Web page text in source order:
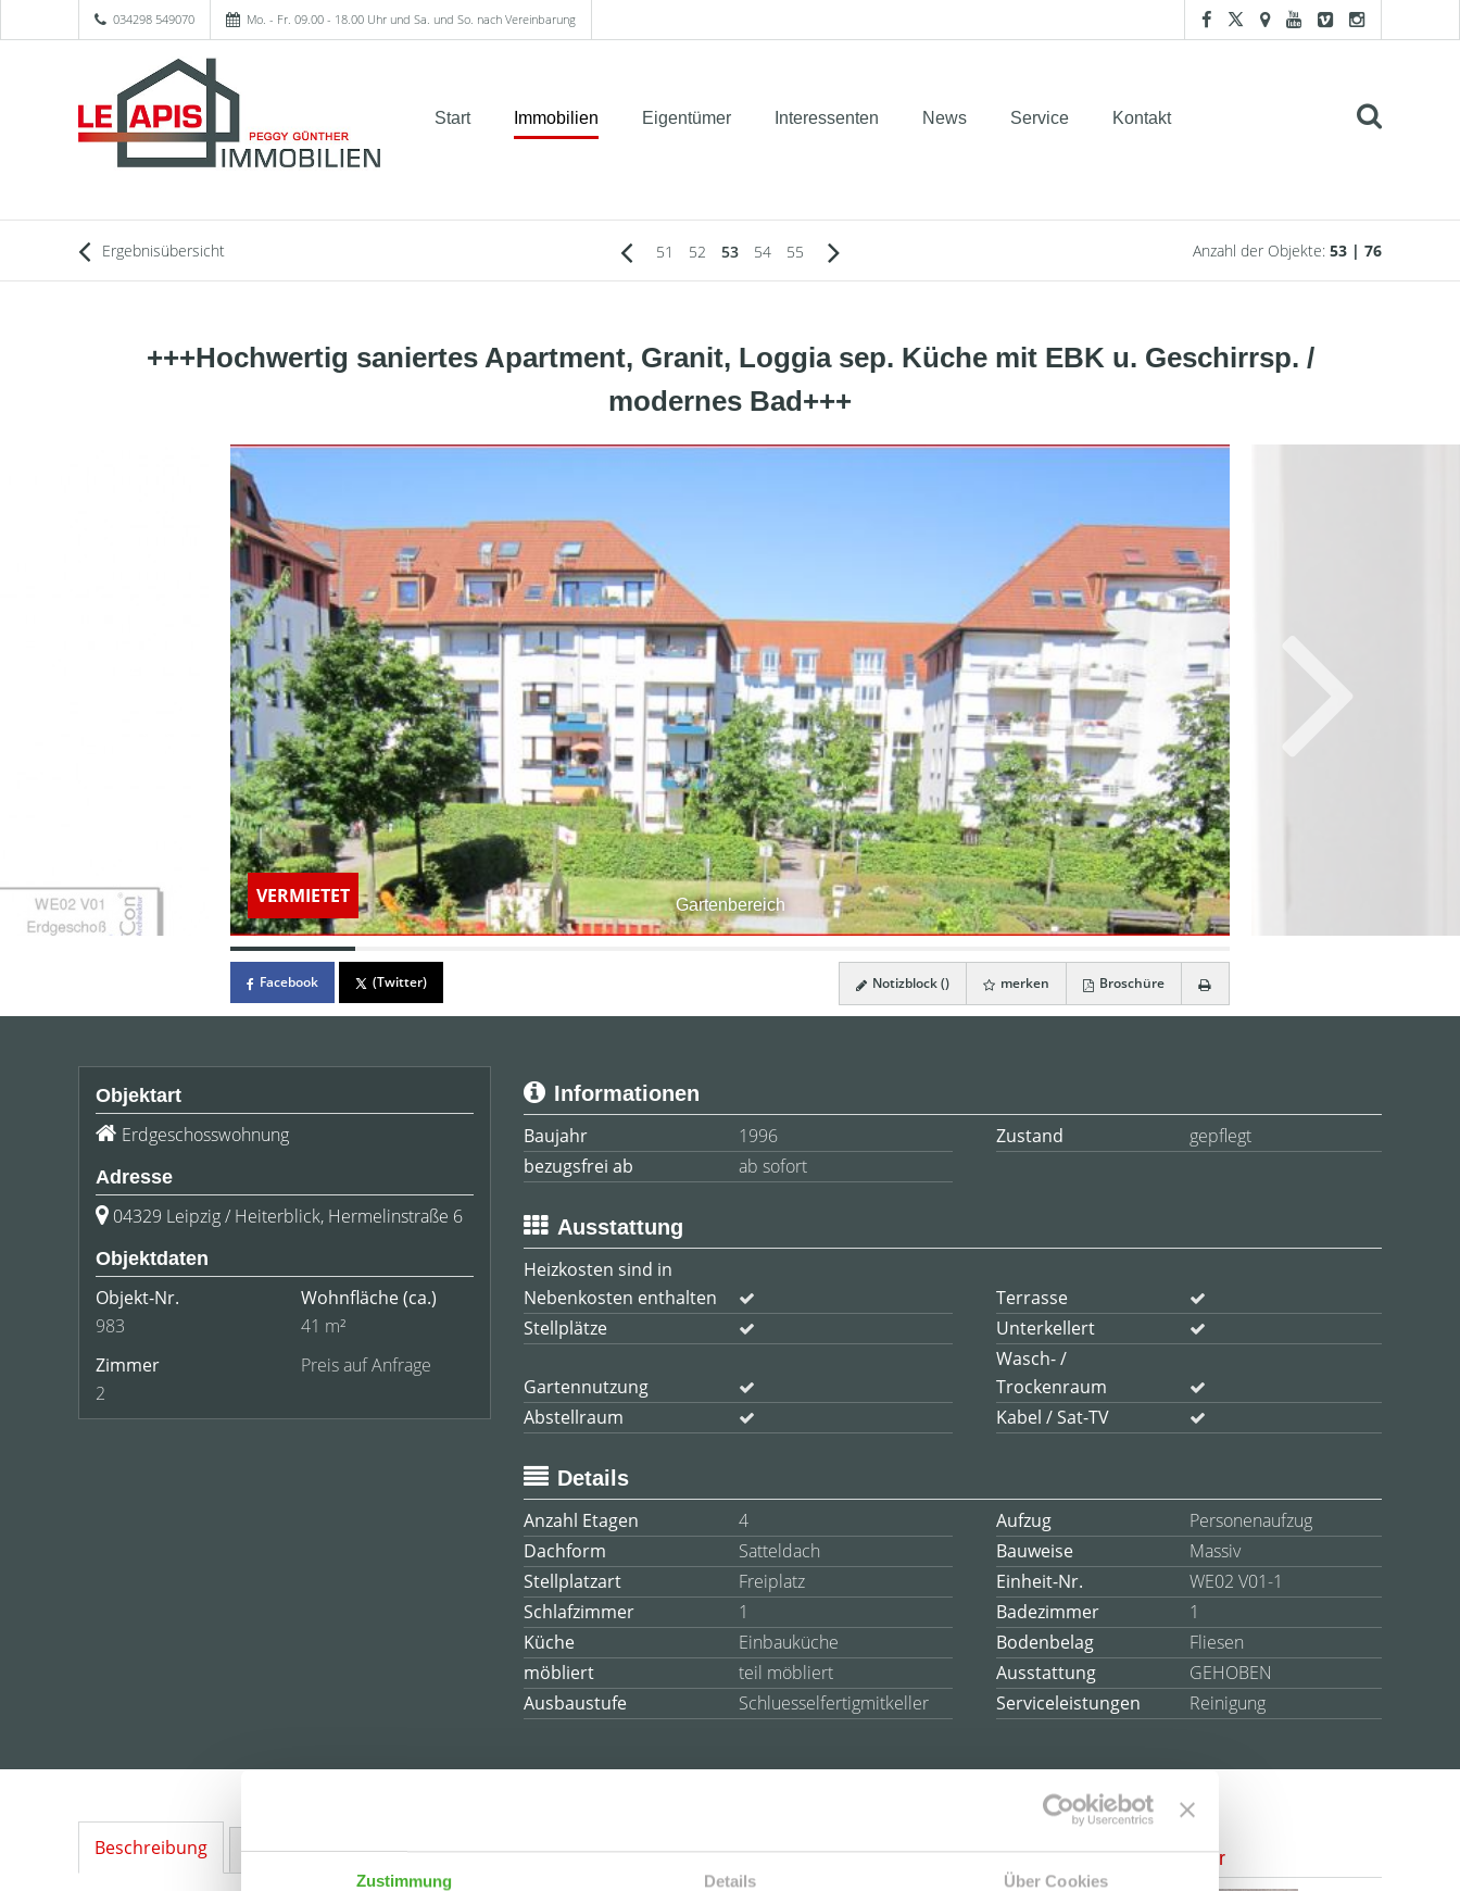
Zustimmung Details Über Cookies
034298 549070 Mo. - Fr. 09.00 - 18.00 Uhr und Sa. und So. nach Vereinbarung
Start Immobilien Eigentümer Interessenten News Service Kontakt
Ergebnisübersicht 51 52 53 54 55 Anzahl der Objekte: 53 | 76
+++Hochwertig saniertes Apartment, Granit, Loggia sep. Küche mit EBK u. Geschirrsp. /
modernes Bad+++
Gartenbereich
VERMIETET
Facebook (Twitter) Notizblock () merken Broschüre
Objektart
Erdgeschosswohnung
Adresse
04329 Leipzig / Heiterblick, Hermelinstraße 6
Objektdaten
Objekt-Nr.
983
Wohnfläche(ca.)
41 m²
Zimmer
2
Preis auf Anfrage
Informationen
Baujahr
1996 Zustand
gepflegt
bezugsfrei ab
ab sofort
Ausstattung
Heizkosten sind in
Nebenkosten enthalten
Terrasse
Stellplätze
Unterkellert
Gartennutzung
Wasch- /
Trockenraum
Abstellraum
Kabel / Sat-TV
Details
Anzahl Etagen
4 Aufzug
Personenaufzug
Dachform
Satteldach Bauweise
Massiv
Stellplatzart
Freiplatz Einheit-Nr.
WE02 V01-1
Schlafzimmer
1 Badezimmer
1
Küche
Einbauküche Bodenbelag
Fliesen
möbliert
teil möbliert Ausstattung
GEHOBEN
Ausbaustufe
Schluesselfertigmitkeller Serviceleistungen Reinigung
Beschreibung Ausstattung Lage Sonstiges Ansprechpartner